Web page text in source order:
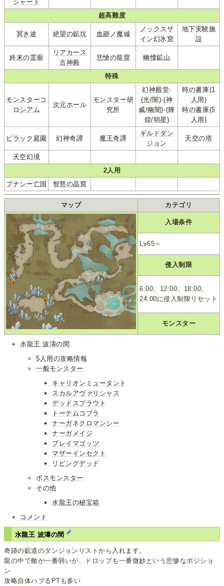
シャード
超高難度
冥き途 絶望の鉱坑 血廻ノ魔城
ノックスザ
イン幻氷窟
地下実験施
設
終末の霊廟
リアカース
古神殿
悲愴の龍窟 幽慄鉱山
特殊
モンスターコ
ロシアム
次元ホール
モンスター研
究所
幻神殿堂-
(光/闇)-(神
威/幽闇)-(輝
煌/明星)
時の書庫(1
人用)
時の書庫(5
人用)
ピラック庭園 幻神奇譚 魔王奇譚
ギルドダン
ジョン
天空の塔
天空幻境
2人用
プナシー亡国
智慧の晶窟
マップ カテゴリ
入場条件
Lv65～
侵入制限
6:00、12:00、18:00、
24:00に侵入制限リセット
モンスター
水龍王 波濤の間
5人用の攻略情報
一般モンスター
キャリオンミュータント
スカルアヴァリシャス
デッドスプラウト
トーテムコブラ
ナーガネクロマンシー
ナーガメイジ
プレイマゴッツ
マザーインセクト
リビングデッド
ボスモンスター
その他
水龍王の秘宝箱
コメント
水龍王 波濤の間
奇跡の鉱道のダンジョンリストから入れます。
龍の中で敵が一番弱いが、ドロップも一番微妙という悲惨なポジショ
ン
攻略自体ハブるPTも多い